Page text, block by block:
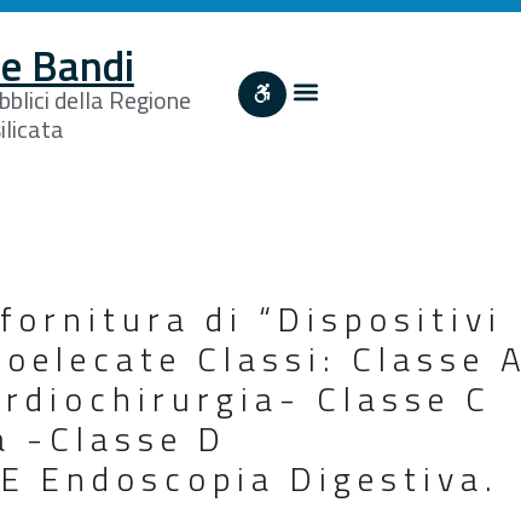
Bandi
della Regione
di “Dispositivi
Classi: Classe A
Classe C
Classe D
Endoscopia Digestiva.